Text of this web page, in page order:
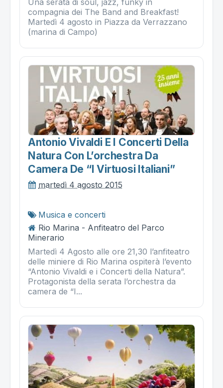
Una serata di soul, jazz, funky in
compagnia dei The Band and Breakfast!
Martedì 4 agosto in Piazza da Verrazzano
(marina di Campo)
Antonio Vivaldi E I Concerti Della
Natura Con L’orchestra Da
Camera De “i Virtuosi Italiani”
martedì 4 agosto 2015
Musica e concerti
Rio Marina - Anfiteatro del Parco
Minerario
Martedì 4 Agosto alle ore 21,30 l’anfiteatro
delle miniere di Rio Marina ospiterà l’evento
“Antonio Vivaldi e i Concerti della Natura”.
Protagonista della serata l’orchestra da
camera de “I...